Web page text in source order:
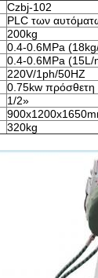
Czbj-102
PLC των
200kg
0.4-0.6MPa
0.4-0.6MPa (15L/
220V/1ph/50HZ
0.75kw πρόσθετη
1/2»
320kg